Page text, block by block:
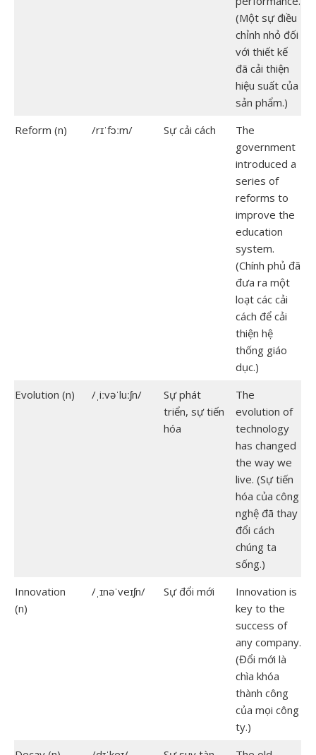
(Một sự điều
chỉnh nhỏ đối
với thiết kế
đã cải thiện
hiệu suất của
sản phẩm.)
Reform (n)
/rɪˈfɔːm/ Sự cải cách
The
government
introduced a
series of
reforms to
improve the
education
system.
(Chính phủ đã
đưa ra một
loạt các cải
cách để cải
thiện hệ
thống giáo
dục.)
Evolution (n)
/ˌiːvəˈluːʃn/
Sự phát
triển, sự tiến
hóa
The
evolution of
technology
has changed
the way we
live. (Sự tiến
hóa của công
nghệ đã thay
đổi cách
chúng ta
sống.)
Innovation
(n)
/ˌɪnəˈveɪʃn/ Sự đổi mới
Innovation is
key to the
success of
any company.
(Đổi mới là
chìa khóa
thành công
của mọi công
ty.)